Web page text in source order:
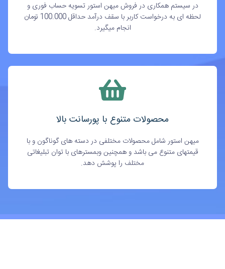
در سیستم همکاری در فروش میهن استور تسویه حساب فوری و
لحظه ای به درخواست کاربر با سقف درآمد حداقل 100.000 تومان
انجام میگیرد.
محصولات متنوع با پورسانت بالا
میهن استور شامل محصولات مختلفی در دسته های گوناگون و با
قیمتهای متنوع می باشد و همچنین وبمسترهای با توان تبلیغاتی
مختلف را پوشش دهد.